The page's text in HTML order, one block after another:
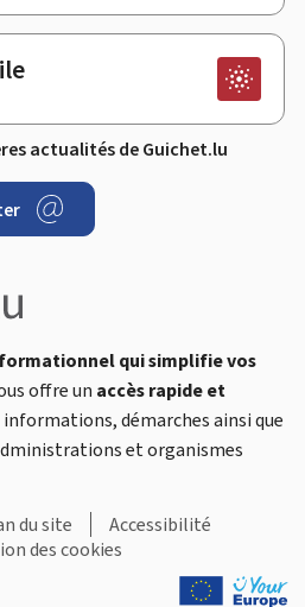
actualités de Guichet.lu
qui simplifie vos
offre un accès rapide et
informations, démarches ainsi que
et organismes
du site
Accessibilité
des cookies